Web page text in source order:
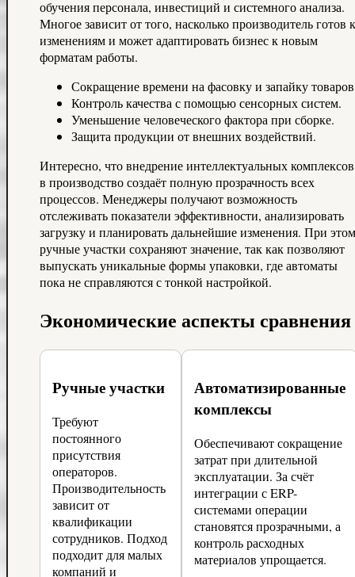
обучения персонала, инвестиций и системного анализа.
Многое зависит от того, насколько производитель готов к
изменениям и может адаптировать бизнес к новым
форматам работы.
Сокращение времени на фасовку и запайку
Контроль качества с помощью сенсорных систем.
Уменьшение человеческого фактора при сборке.
Защита продукции от внешних воздействий.
Интересно, что внедрение интеллектуальных комплексов
в производство создаёт полную прозрачность всех
процессов. Менеджеры получают возможность
отслеживать показатели эффективности, анализировать
загрузку и планировать дальнейшие изменения. При этом
ручные участки сохраняют значение, так как позволяют
выпускать уникальные формы упаковки, где автоматы
пока не справляются с тонкой настройкой.
Экономические аспекты сравнения
Ручные участки
Требуют
постоянного
присутствия
операторов.
Производительность
зависит от
квалификации
сотрудников. Подход
подходит для малых
компаний и
Автоматизированные
комплексы
Обеспечивают сокращение
затрат при длительной
эксплуатации. За счёт
интеграции с ERP-
системами операции
становятся прозрачными, а
контроль расходных
материалов упрощается.